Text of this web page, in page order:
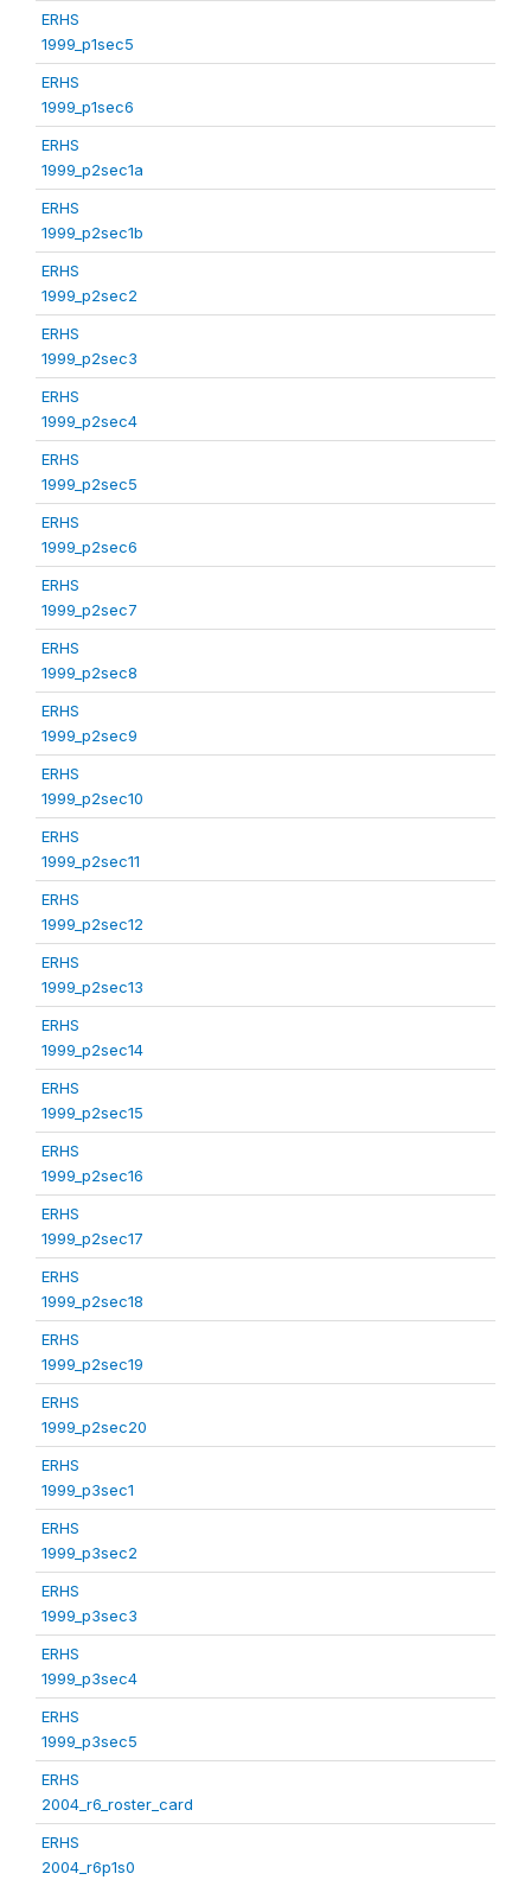
ERHS
1999_p1sec5
ERHS
1999_p1sec6
ERHS
1999_p2sec1a
ERHS
1999_p2sec1b
ERHS
1999_p2sec2
ERHS
1999_p2sec3
ERHS
1999_p2sec4
ERHS
1999_p2sec5
ERHS
1999_p2sec6
ERHS
1999_p2sec7
ERHS
1999_p2sec8
ERHS
1999_p2sec9
ERHS
1999_p2sec10
ERHS
1999_p2sec11
ERHS
1999_p2sec12
ERHS
1999_p2sec13
ERHS
1999_p2sec14
ERHS
1999_p2sec15
ERHS
1999_p2sec16
ERHS
1999_p2sec17
ERHS
1999_p2sec18
ERHS
1999_p2sec19
ERHS
1999_p2sec20
ERHS
1999_p3sec1
ERHS
1999_p3sec2
ERHS
1999_p3sec3
ERHS
1999_p3sec4
ERHS
1999_p3sec5
ERHS
2004_r6_roster_card
ERHS
2004_r6p1s0